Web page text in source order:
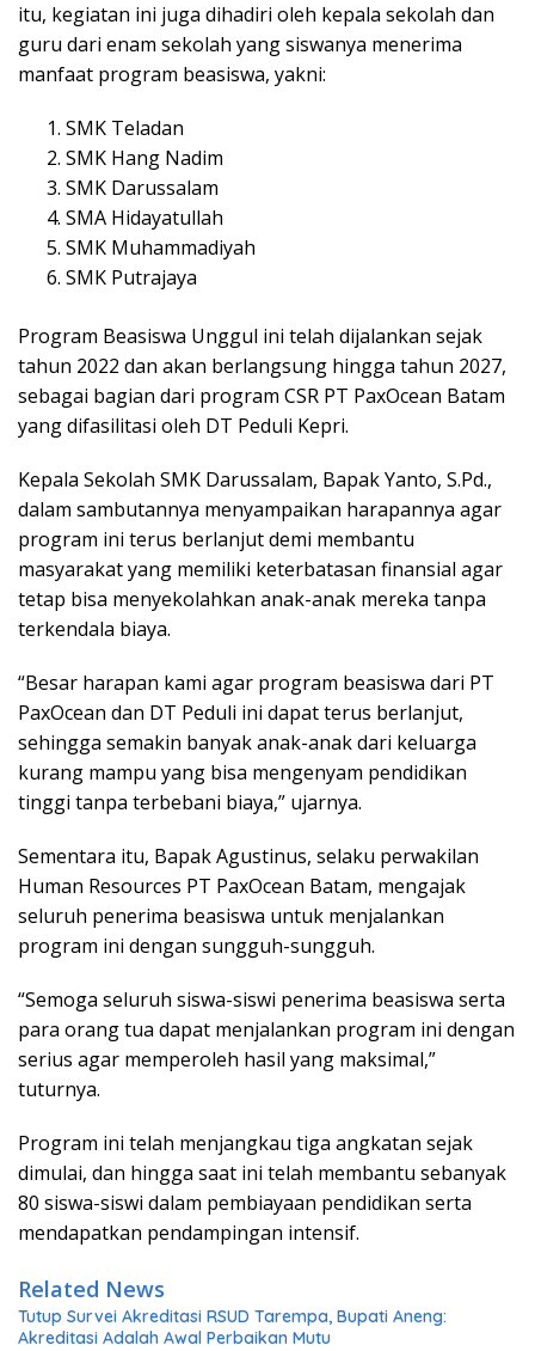
itu, kegiatan ini juga dihadiri oleh kepala sekolah dan
guru dari enam sekolah yang siswanya menerima
manfaat program beasiswa, yakni:
SMK Teladan
SMK Hang Nadim
SMK Darussalam
SMA Hidayatullah
SMK Muhammadiyah
SMK Putrajaya
Program Beasiswa Unggul ini telah dijalankan sejak
tahun 2022 dan akan berlangsung hingga tahun 2027,
sebagai bagian dari program CSR PT PaxOcean Batam
yang difasilitasi oleh DT Peduli Kepri.
Kepala Sekolah SMK Darussalam, Bapak Yanto, S.Pd.,
dalam sambutannya menyampaikan harapannya agar
program ini terus berlanjut demi membantu
masyarakat yang memiliki keterbatasan finansial agar
tetap bisa menyekolahkan anak-anak mereka tanpa
terkendala biaya.
“Besar harapan kami agar program beasiswa dari PT
PaxOcean dan DT Peduli ini dapat terus berlanjut,
sehingga semakin banyak anak-anak dari keluarga
kurang mampu yang bisa mengenyam pendidikan
tinggi tanpa terbebani biaya,” ujarnya.
Sementara itu, Bapak Agustinus, selaku perwakilan
Human Resources PT PaxOcean Batam, mengajak
seluruh penerima beasiswa untuk menjalankan
program ini dengan sungguh-sungguh.
“Semoga seluruh siswa-siswi penerima beasiswa serta
para orang tua dapat menjalankan program ini dengan
serius agar memperoleh hasil yang maksimal,”
tuturnya.
Program ini telah menjangkau tiga angkatan sejak
dimulai, dan hingga saat ini telah membantu sebanyak
80 siswa-siswi dalam pembiayaan pendidikan serta
mendapatkan pendampingan intensif.
Related News
Tutup Survei Akreditasi RSUD Tarempa, Bupati Aneng:
Akreditasi Adalah Awal Perbaikan Mutu